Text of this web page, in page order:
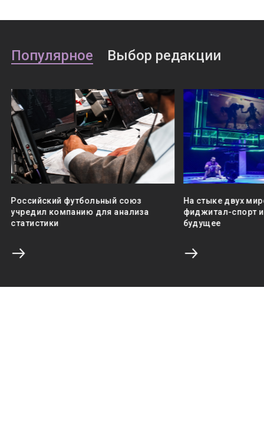
Популярное Выбор редакции
Российский футбольный союз
учредил компанию для анализа
статистики
На стыке двух
фиджитал-спорт
будущее